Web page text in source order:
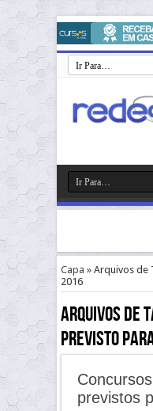
Capa » Arquivos de
2016
Arquivos de
previsto
previstos